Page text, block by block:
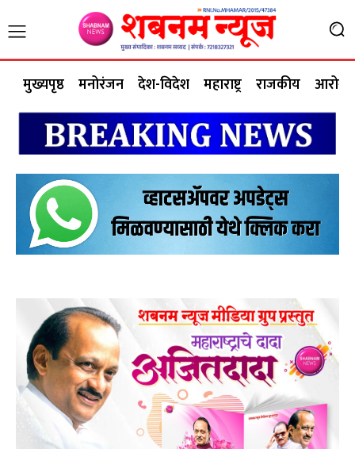
मुख्यपृष्ठ मनोरंजन देश-विदेश महाराष्ट्र राजकीय आरोग्य